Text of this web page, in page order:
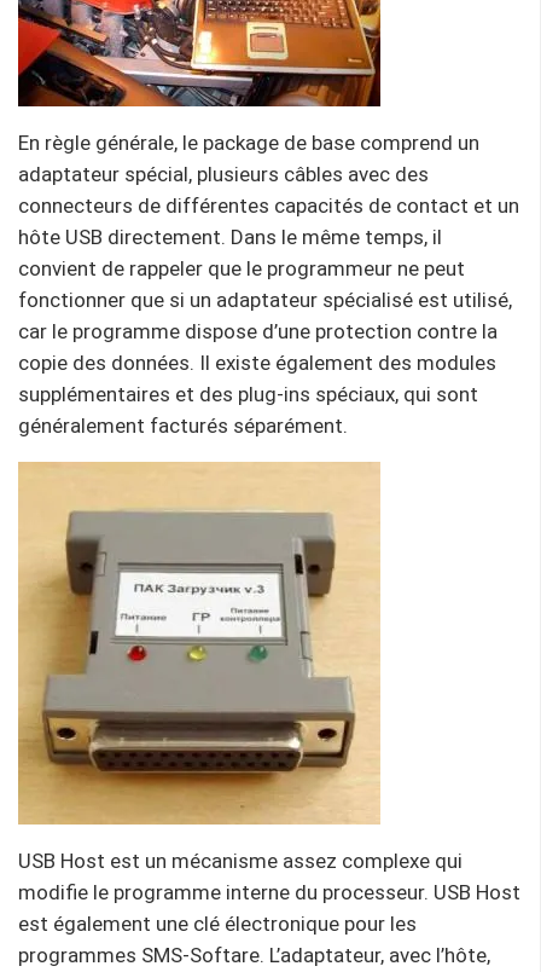
En règle générale, le package de base comprend un
adaptateur spécial, plusieurs câbles avec des
connecteurs de différentes capacités de contact et un
hôte USB directement. Dans le même temps, il
convient de rappeler que le programmeur ne peut
fonctionner que si un adaptateur spécialisé est utilisé,
car le programme dispose d’une protection contre la
copie des données. Il existe également des modules
supplémentaires et des plug-ins spéciaux, qui sont
généralement facturés séparément.
USB Host est un mécanisme assez complexe qui
modifie le programme interne du processeur. USB Host
est également une clé électronique pour les
programmes SMS-Softare. L’adaptateur, avec l’hôte,